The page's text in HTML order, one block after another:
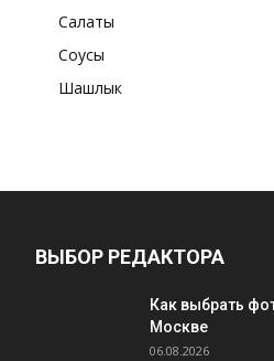
Салаты
Соусы
Шашлык
ВЫБОР РЕДАКТОРА
Как выбрать
Москве
06.08.2026